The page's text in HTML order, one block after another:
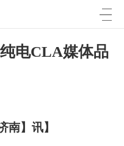
电CLA媒体品
南】讯】